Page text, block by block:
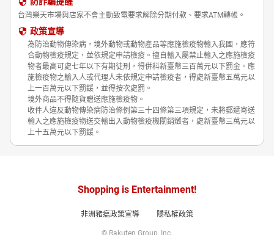
台灣樂天市場與店家不會主動致電要求解除分期付款、要求ATM轉帳。
政策宣導
為防治動物傳染病，境外動物或動物產品等應施檢疫物輸入我國，應符
合動物檢疫規定，並依規定申請檢疫。擅自輸入屬禁止輸入之應施檢疫
物者最高可處七年以下有期徒刑，得併科新臺幣三百萬元以下罰金。應
施檢疫物之輸入人或代理人未依規定申請檢疫者，得處新臺幣五萬元以
上一百萬元以下罰鍰，並得按次處罰。
境外商品不得隨貨贈送應施檢疫物。
收件人違反動物傳染病防治條例第三十四條第三項規定，未將郵遞寄送
輸入之應施檢疫物送交輸出入動物檢疫機關銷燬者，處新臺幣三萬元以
上十五萬元以下罰鍰。
Shopping is Entertainment!
非洲豬瘟政策宣導 隱私權政策
© Rakuten Group, Inc.